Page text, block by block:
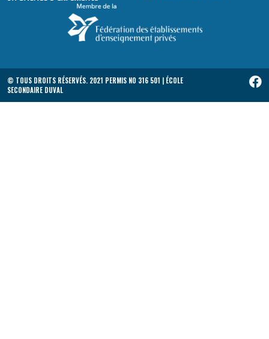
© TOUS DROITS RÉSERVÉS. 2021 PERMIS NO 316 501 | ÉCOLE
SECONDAIRE DUVAL